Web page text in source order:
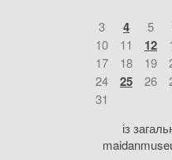
3 4 5
10
11 12
17
18 19
24
25 26
31
із